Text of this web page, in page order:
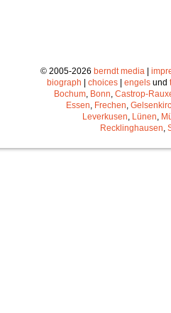
© 2005-2026 berndt media |
biograph | choices | engels und
Bochum Bonn Castrop-
Essen Frechen
Leverkusen Lünen
Recklinghausen